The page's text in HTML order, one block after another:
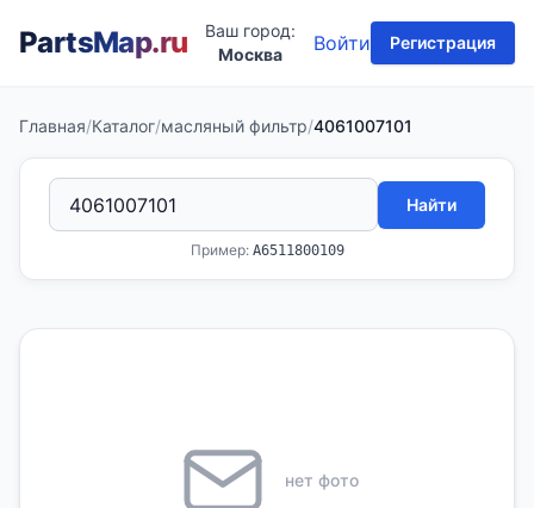
PartsMap.ru
Ваш город:
Москва
Войти Регистрация
Главная/Каталог/масляный фильтр/4061007101
Найти
Пример: A6511800109
нет фото